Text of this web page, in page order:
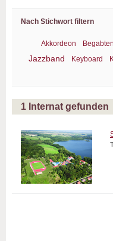
Nach Stichwort filtern
Akkordeon
Jazzband
Keyboard
1 Internat gefunden